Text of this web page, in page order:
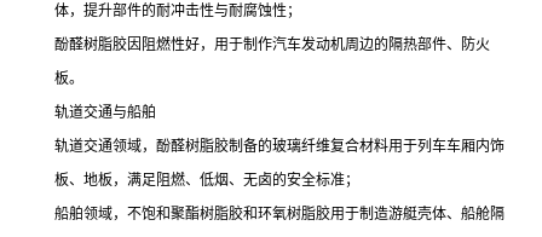
体，提升部件的耐冲击性与耐腐蚀性；
酚醛树脂胶因阻燃性好，用于制作汽车发动机周边的隔热部件、防火
板。
轨道交通与船舶
轨道交通领域，酚醛树脂胶制备的玻璃纤维复合材料用于列车车厢内饰
板、地板，满足阻燃、低烟、无卤的安全标准；
船舶领域，不饱和聚酯树脂胶和环氧树脂胶用于制造游艇壳体、船舱隔